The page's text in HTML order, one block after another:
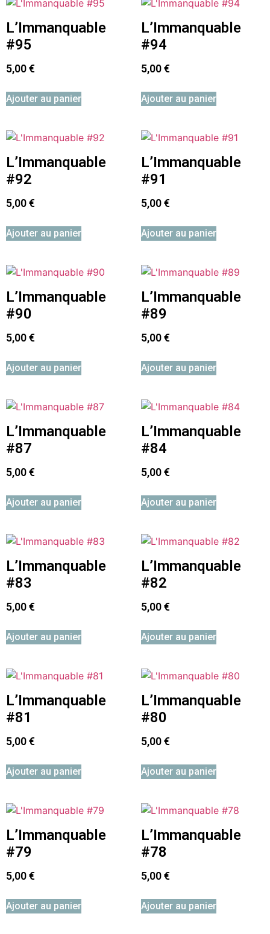
L’Immanquable
#95
5,00€
Ajouter au panier
L’Immanquable
#94
5,00€
Ajouter au panier
L’Immanquable
#92
5,00€
Ajouter au panier
L’Immanquable
#91
5,00€
Ajouter au panier
L’Immanquable
#90
5,00€
Ajouter au panier
L’Immanquable
#89
5,00€
Ajouter au panier
L’Immanquable
#87
5,00€
Ajouter au panier
L’Immanquable
#84
5,00€
Ajouter au panier
L’Immanquable
#83
5,00€
Ajouter au panier
L’Immanquable
#82
5,00€
Ajouter au panier
L’Immanquable
#81
5,00€
Ajouter au panier
L’Immanquable
#80
5,00€
Ajouter au panier
L’Immanquable
#79
5,00€
Ajouter au panier
L’Immanquable
#78
5,00€
Ajouter au panier